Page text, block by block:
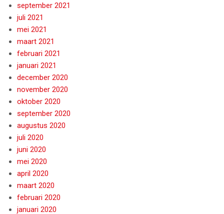
september 2021
juli 2021
mei 2021
maart 2021
februari 2021
januari 2021
december 2020
november 2020
oktober 2020
september 2020
augustus 2020
juli 2020
juni 2020
mei 2020
april 2020
maart 2020
februari 2020
januari 2020